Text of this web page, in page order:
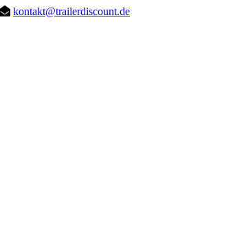
kontakt@trailerdiscount.de